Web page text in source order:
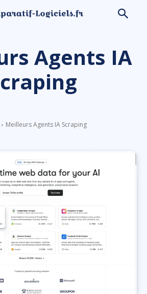
Agents IA
Meilleurs Agents IA Scraping